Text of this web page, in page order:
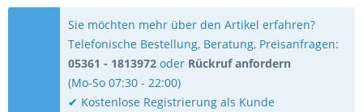
Sie möchten mehr über den Artikel erfahren?
Telefonische Bestellung, Beratung, Preisanfragen:
05361 - 1813972 oder Rückruf anfordern
(Mo-So 07:30 - 22:00)
✔ Kostenlose Registrierung als Kunde